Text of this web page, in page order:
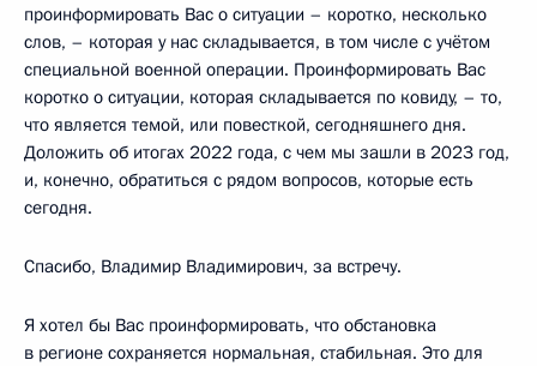
проинформировать Вас о ситуации – коротко, несколько
слов, – которая у нас складывается, в том числе с учётом
специальной военной операции. Проинформировать Вас
коротко о ситуации, которая складывается по ковиду, – то,
что является темой, или повесткой, сегодняшнего дня.
Доложить об итогах 2022 года, с чем мы зашли в 2023 год,
и, конечно, обратиться с рядом вопросов, которые есть
сегодня.
Спасибо, Владимир Владимирович, за встречу.
Я хотел бы Вас проинформировать, что обстановка
в регионе сохраняется нормальная, стабильная. Это для